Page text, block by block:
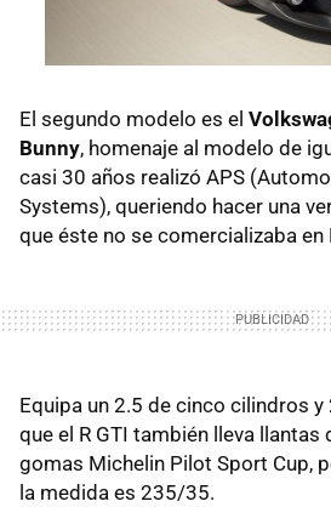
El segundo modelo es el
Bunny, homenaje al modelo de
casi 30 años realizó APS
Systems), queriendo hacer una
que éste no se comercializaba en
Equipa un 2.5 de cinco cilindros y
que el R GTI también lleva
gomas Michelin Pilot Sport Cup,
la medida es 235/35.